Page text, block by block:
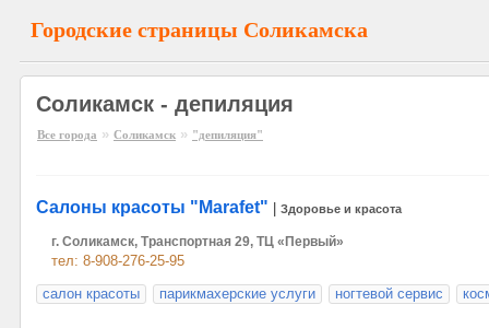
Городские страницы Соликамска
Соликамск - депиляция
Все города » Соликамск » "депиляция"
Салоны красоты "Marafet" Здоровье и красота
г. Соликамск, Транспортная 29, ТЦ «Первый»
тел: 8-908-276-25-95
салон красоты
парикмахерские услуги ногтевой сервис